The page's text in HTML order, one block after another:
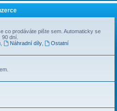
co prodáváte pište sem. Automaticky se
dní.
, Náhradní díly,
Ostatní